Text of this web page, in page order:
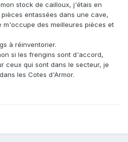
stock de cailloux, j'étais en
entassées dans une cave,
m'occupe des meilleures pièces et
à réinventorier.
si les frengins sont d'accord,
ceux qui sont dans le secteur, je
les Cotes d'Armor.